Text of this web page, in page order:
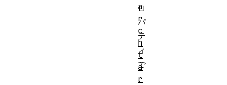
ロ
パ
テ
ィ
で
、
a
r
c
h
t
a
r